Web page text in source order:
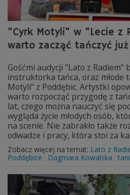
"Cyrk Motyli" w "Lecie z
warto zacząć tańczyć
Gośćmi audycji "Lato z Radiem"
instruktorka tańca, oraz młode
Motyli" z Poddębic. Artystki
warto rozpocząć przygodę z
lat, czego można nauczyć się
wygląda życie młodych osób,
na scenie. Nie zabrakło także
odwadze i pracy, która stoi za
Zobacz więcej na temat: Lato z
Poddębice
Dagmara Kowalska